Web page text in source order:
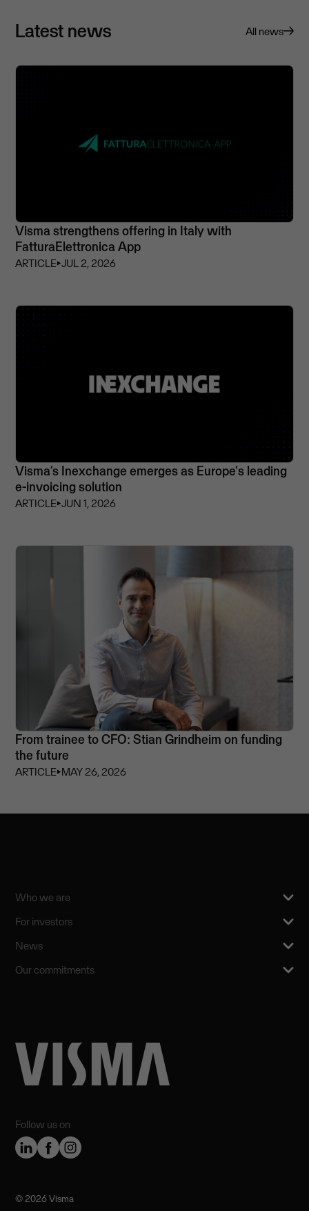
Latest news All news
Visma strengthens offering in Italy with
FatturaElettronica App
ARTICLE⏵JUL 2, 2026
Visma’s Inexchange emerges as Europe's leading
e-invoicing solution
ARTICLE⏵JUN 1, 2026
From trainee to CFO: Stian Grindheim on funding
the future
ARTICLE⏵MAY 26, 2026
Follow us on
Who we are
For investors
News
Our commitments
©️ 2026 Visma